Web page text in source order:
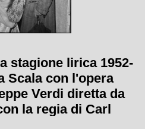
stagione lirica 1952-
Scala con l'opera
Verdi diretta da
la regia di Carl